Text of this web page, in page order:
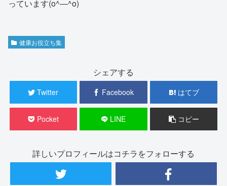
っています(o^―^o)
健康お役立ち集
シェアする
Twitter Facebook はてブ
Pocket LINE コピー
詳しいプロフィールはコチラをフォローする